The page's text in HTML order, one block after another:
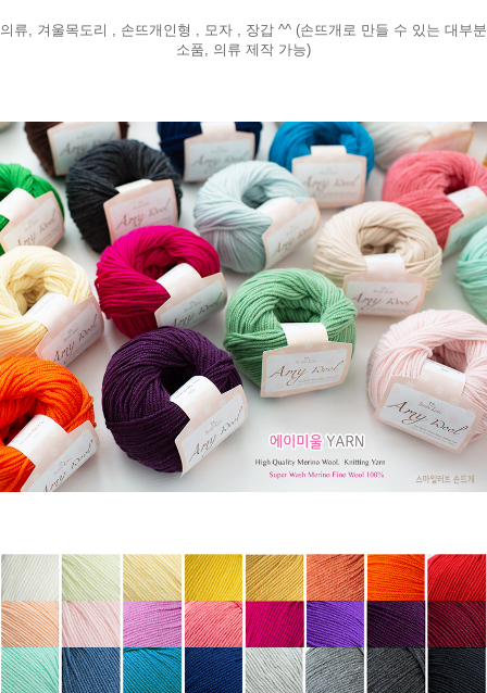
의류, 겨울목도리 , 손뜨개인형 , 모자 , 장갑 ^^ (손뜨개로 만들 수 있는 대부분
소품, 의류 제작 가능)